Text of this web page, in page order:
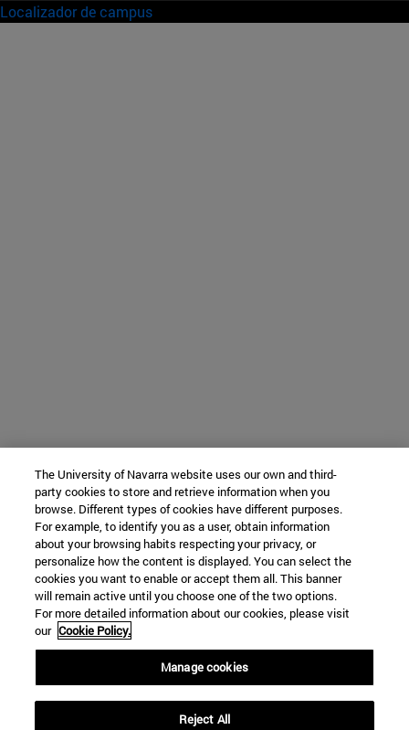
Localizador de campus
The University of Navarra website uses our own and third-
party cookies to store and retrieve information when you
browse. Different types of cookies have different purposes.
For example, to identify you as a user, obtain information
about your browsing habits respecting your privacy, or
personalize how the content is displayed. You can select the
cookies you want to enable or accept them all. This banner
will remain active until you choose one of the two options.
For more detailed information about our cookies, please visit
our Cookie Policy.
Manage cookies
Reject All